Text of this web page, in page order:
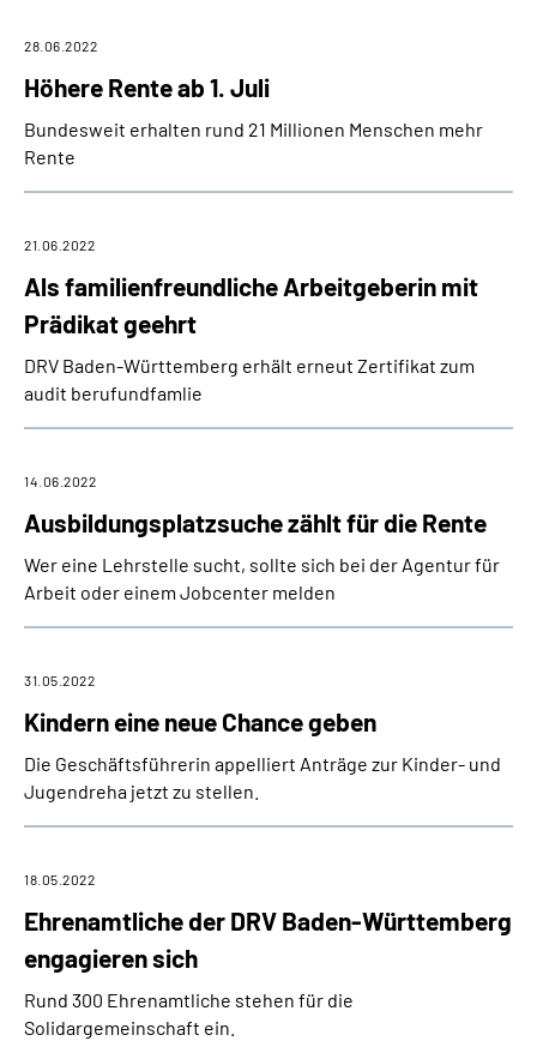
Höhere Rente ab 1. Juli
28.06.2022
Bundesweit erhalten rund 21 Millionen Menschen mehr
Rente
Als familienfreundliche Arbeitgeberin mit
Prädikat geehrt
21.06.2022
DRV Baden-Württemberg erhält erneut Zertifikat zum
audit berufundfamlie
Ausbildungsplatzsuche zählt für die Rente
14.06.2022
Wer eine Lehrstelle sucht, sollte sich bei der Agentur für
Arbeit oder einem Jobcenter melden
Kindern eine neue Chance geben
31.05.2022
Die Geschäftsführerin appelliert Anträge zur Kinder- und
Jugendreha jetzt zu stellen.
Ehrenamtliche der DRV Baden-Württemberg
engagieren sich
18.05.2022
Rund 300 Ehrenamtliche stehen für die
Solidargemeinschaft ein.